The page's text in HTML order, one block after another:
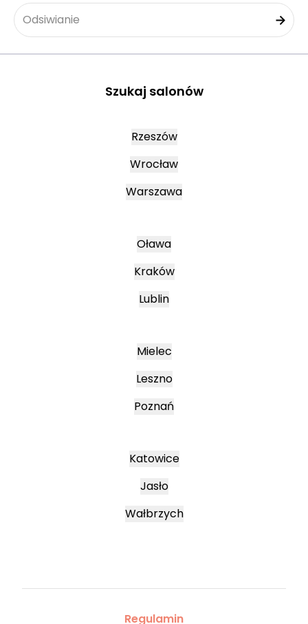
Odsiwianie
Szukaj salonów
Rzeszów
Wrocław
Warszawa
Oława
Kraków
Lublin
Mielec
Leszno
Poznań
Katowice
Jasło
Wałbrzych
Regulamin